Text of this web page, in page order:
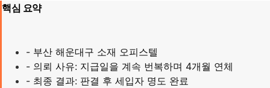
핵심 요약
- 부산 해운대구 소재 오피스텔
- 의뢰 사유: 지급일을 계속 번복하며 4개월 연체
- 최종 결과: 판결 후 세입자 명도 완료